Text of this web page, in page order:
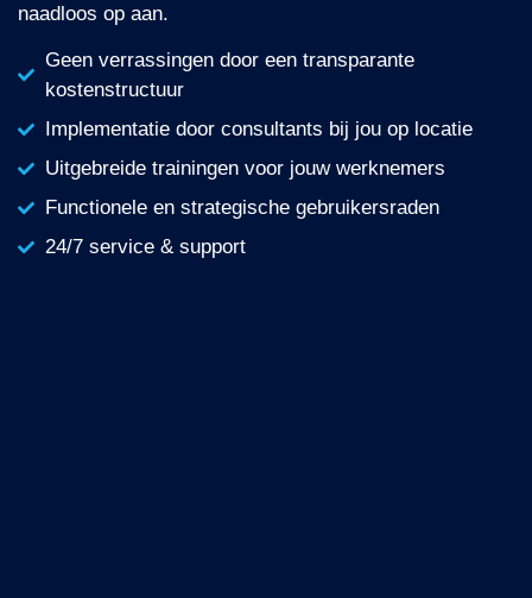
naadloos op aan.
Geen verrassingen door een transparante
kostenstructuur
Implementatie door consultants bij jou op locatie
Uitgebreide trainingen voor jouw werknemers
Functionele en strategische gebruikersraden
24/7 service & support